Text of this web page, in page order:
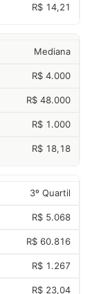
R$ 14,21
Mediana
R$ 4.000
R$ 48.000
R$ 1.000
R$ 18,18
3º Quartil
R$ 5.068
R$ 60.816
R$ 1.267
R$ 23,04